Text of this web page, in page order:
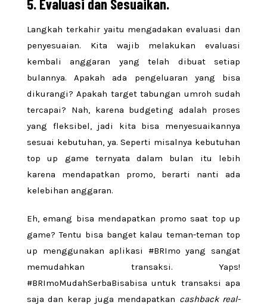
5. Evaluasi dan Sesuaikan.
Langkah terkahir yaitu mengadakan evaluasi dan
penyesuaian. Kita wajib melakukan evaluasi
kembali anggaran yang telah dibuat setiap
bulannya. Apakah ada pengeluaran yang bisa
dikurangi? Apakah target tabungan umroh sudah
tercapai? Nah, karena budgeting adalah proses
yang fleksibel, jadi kita bisa menyesuaikannya
sesuai kebutuhan, ya. Seperti misalnya kebutuhan
top up game ternyata dalam bulan itu lebih
karena mendapatkan promo, berarti nanti ada
kelebihan anggaran.
Eh, emang bisa mendapatkan promo saat top up
game? Tentu bisa banget kalau teman-teman top
up menggunakan aplikasi #BRImo yang sangat
memudahkan transaksi. Yaps!
#BRImoMudahSerbaBisabisa untuk transaksi apa
saja dan kerap juga mendapatkan cashback real-